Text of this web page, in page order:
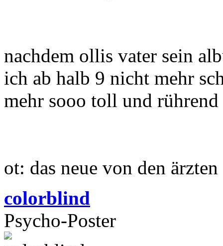
nachdem ollis vater sein
ich ab halb 9 nicht mehr
mehr sooo toll und
ot: das neue von den ärzten
colorblind
Psycho-Poster